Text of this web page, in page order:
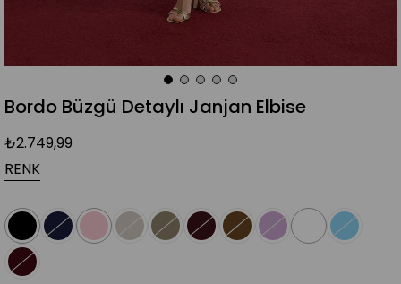
Bordo Büzgü Detaylı Janjan Elbise
₺2.749,99
RENK